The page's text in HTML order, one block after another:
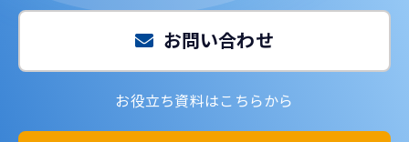
お問い合わせ
お役立ち資料はこちらから